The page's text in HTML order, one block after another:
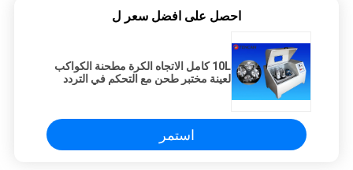
احصل على افضل سعر ل
10L كامل الاتجاه الكرة مطحنة الكواكب
لعينة مختبر طحن مع التحكم في التردد
استمر